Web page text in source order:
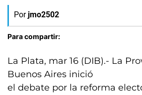
Por jmo2502
Para compartir:
La Plata, mar 16 (DIB).- La
Buenos Aires inició
el debate por la reforma